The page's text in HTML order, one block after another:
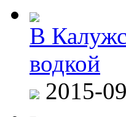
В
водкой
2015-